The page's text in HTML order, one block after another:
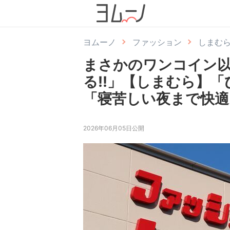
ヨムーノ ファッション しまむ
まさかのワンコイン
る!!」【しまむら】
「寝苦しい夜まで快
2026年06月05日公開